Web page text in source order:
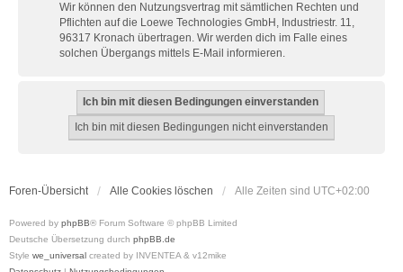
Wir können den Nutzungsvertrag mit sämtlichen Rechten und
Pflichten auf die Loewe Technologies GmbH, Industriestr. 11,
96317 Kronach übertragen. Wir werden dich im Falle eines
solchen Übergangs mittels E-Mail informieren.
Foren-Übersicht Alle Cookies löschen Alle Zeiten sind UTC+02:00
Powered by phpBB® Forum Software © phpBB Limited
Deutsche Übersetzung durch phpBB.de
Style we_universal created by INVENTEA & v12mike